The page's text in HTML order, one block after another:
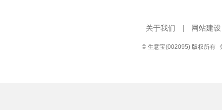
关于我们 | 网站建设
© 生意宝(002095) 版权所有